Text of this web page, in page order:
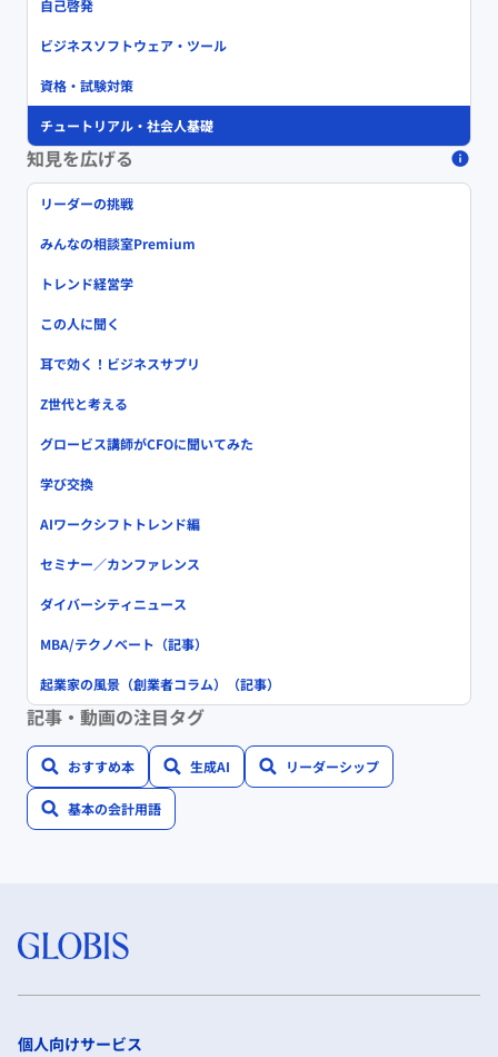
自己啓発
ビジネスソフトウェア・ツール
資格・試験対策
チュートリアル・社会人基礎
知見を広げる
リーダーの挑戦
みんなの相談室Premium
トレンド経営学
この人に聞く
耳で効く！ビジネスサプリ
Z世代と考える
グロービス講師がCFOに聞いてみた
学び交換
AIワークシフトトレンド編
セミナー／カンファレンス
ダイバーシティニュース
MBA/テクノベート（記事）
起業家の風景（創業者コラム）（記事）
記事・動画の注目タグ
おすすめ本 生成AI リーダーシップ
基本の会計用語
個人向けサービス